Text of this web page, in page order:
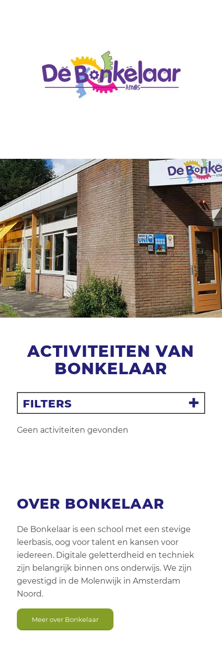
ACTIVITEITEN VAN
BONKELAAR
FILTERS
Filter resetten
Activiteit
Leeftijd
Geslacht
Aanbieders
Wijkclubs
Locatie
Geen activiteiten gevonden
OVER BONKELAAR
De Bonkelaar is een school met een stevige
leerbasis, oog voor talent en kansen voor
iedereen. Digitale geletterdheid en techniek
zijn belangrijk binnen ons onderwijs. We zijn
gevestigd in de Molenwijk in Amsterdam
Noord.
Meer over Bonkelaar